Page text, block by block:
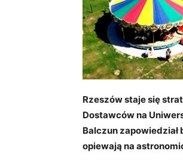
Rzeszów staje się
Dostawców na
Balczun
opiewają na